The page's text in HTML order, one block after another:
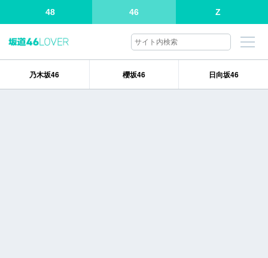
48 46 Z
乃木坂46 櫻坂46 日向坂46